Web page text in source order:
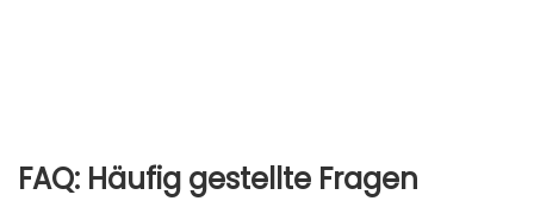
FAQ: Häufig gestellte Fragen